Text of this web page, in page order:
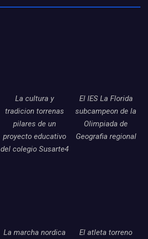
La cultura y
tradicion torrenas
pilares de un
proyecto educativo
del colegio Susarte4
El IES La Florida
subcampeon de la
Olimpiada de
Geografia regional
La marcha nordica
El atleta torreno